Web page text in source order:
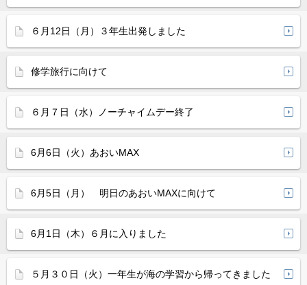
６月12日（月）３年生出発しました
修学旅行に向けて
６月７日（水）ノーチャイムデー終了
6月6日（火）あおいMAX
6月5日（月） 明日のあおいMAXに向けて
6月1日（木）６月に入りました
５月３０日（火）一年生が海の学習から帰ってきました